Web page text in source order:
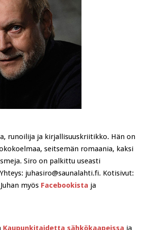
runoilija ja kirjallisuuskriitikko. Hän on
seitsemän romaania, kaksi
Siro on palkittu useasti
juhasiro@saunalahti.fi. Kotisivut:
myös Facebookista ja
Kaupunkitaidetta sähkökaapeissa ja